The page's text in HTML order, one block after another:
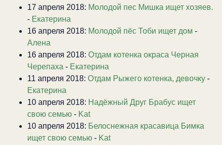
17 апреля 2018: Молодой пес Мишка ищет хозяев.
- Екатерина
16 апреля 2018: Молодой пёс Тоби ищет дом -
Алена
16 апреля 2018: Отдам котенка окраса Черная
Черепаха - Екатерина
11 апреля 2018: Отдам Рыжего котенка, девочку -
Екатерина
10 апреля 2018: Надёжный Друг Брабус ищет
свою семью - Kat
10 апреля 2018: Белоснежная красавица Бимка
ищет свою семью - Kat